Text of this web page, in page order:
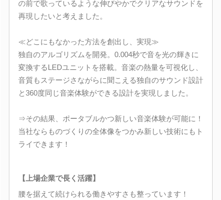
の前で歌っているような伸びやかでクリアなサウンドを
再現したいと考えました。
≪どこにもなかった方法を創出し、実現≫
独自のアルゴリズムを開発。0.004秒で音を光の輝きに
変換するLEDユニットを搭載。音楽の熱量を可視化し、
音質もステージさながらに聞こえる独自のサウンド設計
と360度同じ音楽体験ができる設計を実現しました。
⇒その結果、ポータブルかつ新しい音楽体験が可能に！
当社ならものづくりの全体像をつかみ新しい技術にもト
ライできます！
【上場企業で長く活躍】
腰を据えて続けられる働きやすさも整っています！